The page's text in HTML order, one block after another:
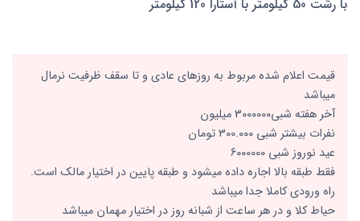
با رشت 50 کیلومتر با آستارا 120 کیلومتر
قیمت اعلام شده مربوط به روزهای عادی و تا سقف ظرفیت نرمال
میباشد
آخر هفته شبی3000000 میلیون
نفرات بیشتر شبی 300.000 تومان
عید نوروز شبی 6000000
فقط طبقه بالا اجاره داده میشود و طبقه پایین در اختیار مالک است.
راه ورودی کاملا جدا میباشد
حیاط کلا و در هر ساعت از شبانه روز در اختیار مهمان میباشد